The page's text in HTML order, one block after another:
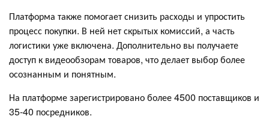
Платформа также помогает снизить расходы и упростить
процесс покупки. В ней нет скрытых комиссий, а часть
логистики уже включена. Дополнительно вы получаете
доступ к видеообзорам товаров, что делает выбор более
осознанным и понятным.
На платформе зарегистрировано более 4500 поставщиков и
35-40 посредников.